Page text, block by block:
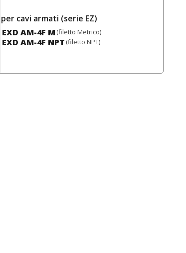
per cavi armati (serie EZ)
EXD AM-4F M(filetto Metrico)
EXD AM-4F NPT (filetto NPT)